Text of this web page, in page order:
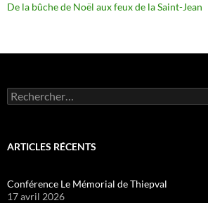
De la bûche de Noël aux feux de la Saint-Jean
Rechercher :
ARTICLES RÉCENTS
Conférence Le Mémorial de Thiepval
17 avril 2026